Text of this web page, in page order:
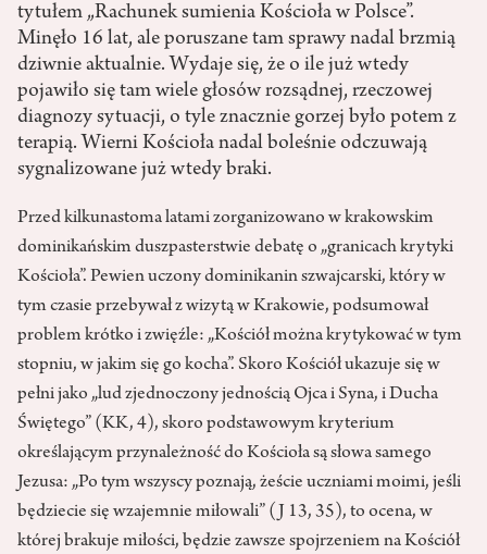
tytułem „Rachunek sumienia Kościoła w Polsce”.
Minęło 16 lat, ale poruszane tam sprawy nadal brzmią
dziwnie aktualnie. Wydaje się, że o ile już wtedy
pojawiło się tam wiele głosów rozsądnej, rzeczowej
diagnozy sytuacji, o tyle znacznie gorzej było potem z
terapią. Wierni Kościoła nadal boleśnie odczuwają
sygnalizowane już wtedy braki.
Przed kilkunastoma latami zorganizowano w krakowskim
dominikańskim duszpasterstwie debatę o „granicach krytyki
Kościoła”. Pewien uczony dominikanin szwajcarski, który w
tym czasie przebywał z wizytą w Krakowie, podsumował
problem krótko i zwięźle: „Kościół można krytykować w tym
stopniu, w jakim się go kocha”. Skoro Kościół ukazuje się w
pełni jako „lud zjednoczony jednością Ojca i Syna, i Ducha
Świętego” (KK, 4), skoro podstawowym kryterium
określającym przynależność do Kościoła są słowa samego
Jezusa: „Po tym wszyscy poznają, żeście uczniami moimi, jeśli
będziecie się wzajemnie miłowali” (J 13, 35), to ocena, w
której brakuje miłości, będzie zawsze spojrzeniem na Kościół